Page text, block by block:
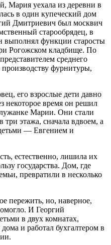
Мария уехала из деревни в
в один купеческий дом
Дмитриевич был москвич
старообрядец, в
выполнял функции старосты
Рогожском кладбище. По
среднего
фурнитуры,
его взрослые дети давно
некоторое время он решил
Марии. Они стали
этажа, сначала вдвоем, а
— Евгением и
естественно, лишила их
государства. Дом, где
превратили в несколько
пережить, но, наверное,
И Георгий
в двух комнатах,
и работал бухгалтером в